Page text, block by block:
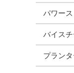
パワー
バイス
プラン